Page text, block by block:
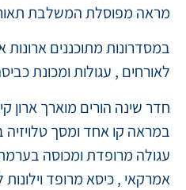
מראה מפוסלת המשלבת
במסדרונות מתוכננים
לאורחים , עגולות ומכונת
חדר שינה הורים מוארך ארון
במראה קו אחד ומסך
עגולה מרופדת ומכוסה בערמת
אמרקאי , כיסא מרופד